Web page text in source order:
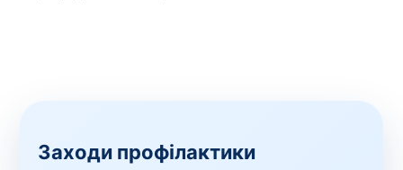
Заходи профілактики